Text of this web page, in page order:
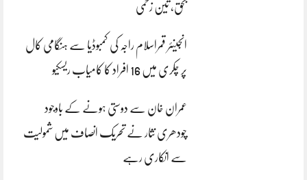
بحق، تین زخمی
انجینئر قمراسلام راجہ کی کمبوڈیا سے ہنگامی کال
پر چکری میں 16 افراد کا کامیاب ریسکیو
عمران خان سے دوستی ہونے کے باوجود
چودھری نثار نے تحریک انصاف میں شمولیت
سے انکاری رہے